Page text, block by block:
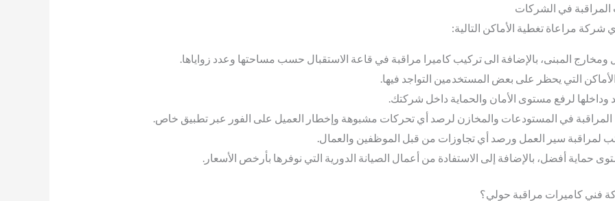
المراقبة في الشركات
مراعاة تغطية الأماكن التالية:
المبنى، بالإضافة الى تركيب كاميرا مراقبة في قاعة الاستقبال حسب مساحتها وعدد زواياها.
التي يحظر على بعض المستخدمين التواجد فيها.
وداخلها لرفع مستوى الأمان والحماية داخل شركتك.
المراقبة في المستودعات والمخازن لرصد أي تحركات مشبوهة وإخطار العميل على الفور عبر تطبيق خاص.
لمراقبة سير العمل ورصد أي تجاوزات من قبل الموظفين والعمال.
حماية أفضل، بالإضافة إلى الاستفادة من أعمال الصيانة الدورية التي نوفرها بأرخص الأسعار.
فني كاميرات مراقبة حولي؟